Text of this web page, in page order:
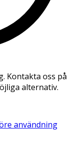
Kontakta oss på
alternativ.
användning